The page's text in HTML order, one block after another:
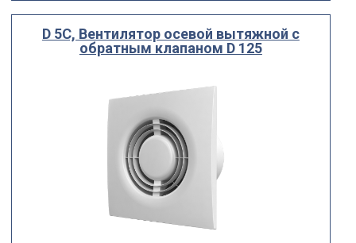
D 5C, Вентилятор осевой вытяжной с
обратным клапаном D 125